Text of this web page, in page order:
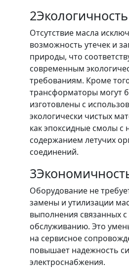
2Экологичность
Отсутствие масла
возможность утечек и
природы, что
современным
требованиям. Кроме
трансформаторы могут
изготовлены с
экологически чистых
как эпоксидные смолы с
содержанием летучих
соединений.
3
Оборудование не
замены и утилизации
выполнения связанных
обслуживанию. Это
на сервисное
повышает надежность
электроснабжения.